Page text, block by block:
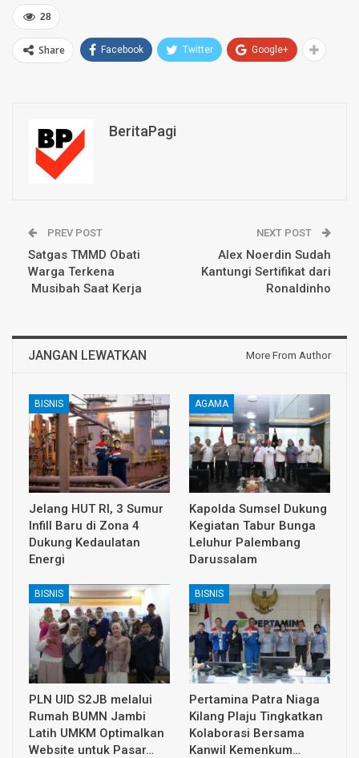
28
Share Facebook Twitter Google+
BeritaPagi
PREV POST
Satgas TMMD Obati
Warga Terkena
Musibah Saat Kerja
NEXT POST
Alex Noerdin Sudah
Kantungi Sertifikat dari
Ronaldinho
JANGAN LEWATKAN More From Author
BISNIS
Jelang HUT RI, 3 Sumur
Infill Baru di Zona 4
Dukung Kedaulatan
Energi
AGAMA
Kapolda Sumsel Dukung
Kegiatan Tabur Bunga
Leluhur Palembang
Darussalam
BISNIS
PLN UID S2JB melalui
Rumah BUMN Jambi
Latih UMKM Optimalkan
Website untuk Pasar…
BISNIS
Pertamina Patra Niaga
Kilang Plaju Tingkatkan
Kolaborasi Bersama
Kanwil Kemenkum…